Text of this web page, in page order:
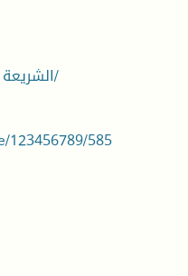
الشريعة الاسلامية/الدستور/الدولة/الخضوع/
123456789/585